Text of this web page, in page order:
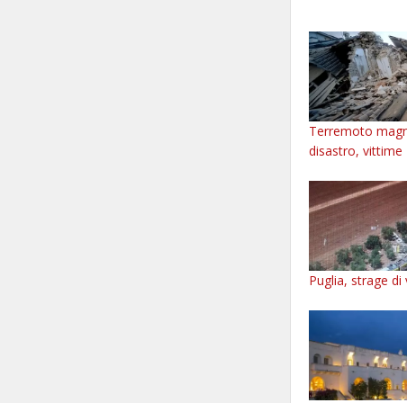
Terremoto
disastro, vittime
Puglia, strage di